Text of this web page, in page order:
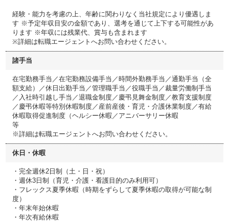
経験・能力を考慮の上、年齢に関わりなく当社規定により優遇しま
す ※予定年収目安の金額であり、選考を通じて上下する可能性があ
ります ※年収には残業代、賞与も含まれます
※詳細は転職エージェントへお問い合わせください。
諸手当
在宅勤務手当／在宅勤務設備手当／時間外勤務手当／通勤手当（全
額支給）／休日出勤手当／管理職手当／役職手当／裁量労働制手当
／入社時引越し手当／退職金制度／慶弔見舞金制度／教育支援制度
／慶弔休暇等特別休暇制度／産前産後・育児・介護休業制度／有給
休暇取得促進制度（ヘルシー休暇／アニバーサリー休暇
等
※詳細は転職エージェントへお問い合わせください。
休日・休暇
・完全週休2日制（土・日・祝）
・週休3日制（育児・介護・看護目的のみ利用可）
・フレックス夏季休暇（時期をずらして夏季休暇の取得が可能な制
度）
・年末年始休暇
・年次有給休暇